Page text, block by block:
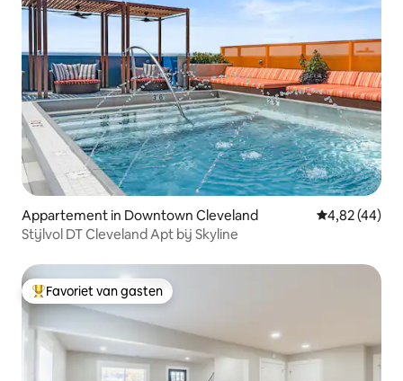
Appartement in Downtown Cleveland Gemiddelde
4,82 (44)
Stijlvol DT Cleveland Apt bij Skyline
Topfavoriet van gasten
Favoriet van gasten